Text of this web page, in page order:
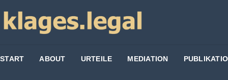
START ABOUT URTEILE MEDIATION